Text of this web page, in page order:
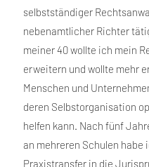
selbstständiger
nebenamtlicher Richter
meiner 40 wollte ich mein
erweitern und wollte mehr
Menschen und
deren Selbstorganisation
helfen kann. Nach fünf
an mehreren Schulen habe
Praxistransfer in die